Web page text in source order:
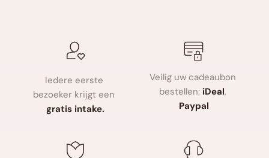
Iedere eerste
gratis intake.
Veilig uw cadeaubon
bestellen: iDeal
Paypal